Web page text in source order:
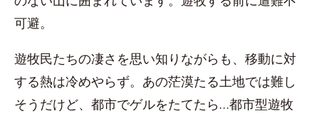
可避。
遊牧民たちの凄さを思い知りながらも、移動に対
する熱は冷めやらず。あの茫漠たる土地では難し
そうだけど、都市でゲルをたてたら…都市型遊牧